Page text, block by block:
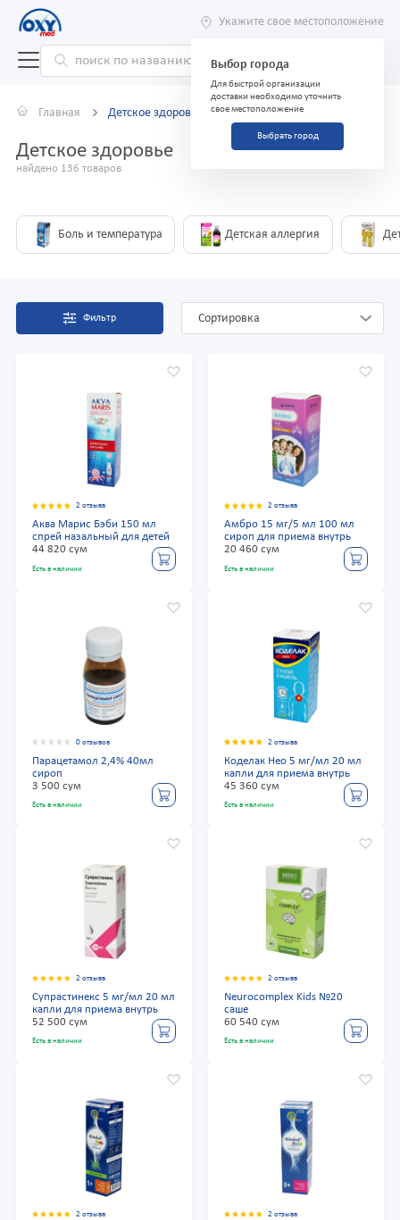
Укажите свое местоположение
Выбор города
Для быстрой организации
доставки необходимо уточнить
свое местоположение
Выбрать город
Главная Детское здоровье
Детское здоровье
найдено 136 товаров
Боль и температура Детская аллергия
Фильтр Сортировка
2 отзыва
Аква Марис Бэби 150 мл
спрей назальный для детей
44 820 сум
Есть в наличии
2 отзыва
Амбро 15 мг/5 мл 100 мл
сироп для приема внутрь
20 460 сум
Есть в наличии
0 отзывов
Парацетамол 2,4% 40мл
сироп
3 500 сум
Есть в наличии
2 отзыва
Коделак Нео 5 мг/мл 20 мл
капли для приема внутрь
45 360 сум
Есть в наличии
2 отзыва
Супрастинекс 5 мг/мл 20 мл
капли для приема внутрь
52 500 сум
Есть в наличии
2 отзыва
Neurocomplex Kids №20
саше
60 540 сум
Есть в наличии
2 отзыва 2 отзыва